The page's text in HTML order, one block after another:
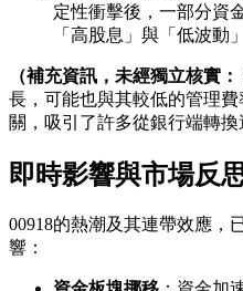
定性衝擊後，一部分資
「高股息」與「低波動
（補充資訊，未經獨立核實：
長，可能也與其較低的管理
關，吸引了許多從銀行端轉換
即時影響與市場反
00918的熱潮及其連帶效應，
響：